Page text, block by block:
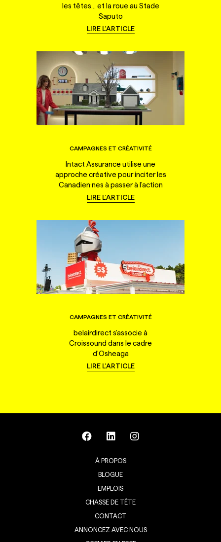
les têtes... et la roue au Stade
Saputo
LIRE L'ARTICLE
CAMPAGNES ET CRÉATIVITÉ
Intact Assurance utilise une
approche créative pour inciter les
Canadien·nes à passer à l'action
LIRE L'ARTICLE
CAMPAGNES ET CRÉATIVITÉ
belairdirect s'associe à
Croissound dans le cadre
d'Osheaga
LIRE L'ARTICLE
À PROPOS
BLOGUE
EMPLOIS
CHASSE DE TÊTE
CONTACT
ANNONCEZ AVEC NOUS